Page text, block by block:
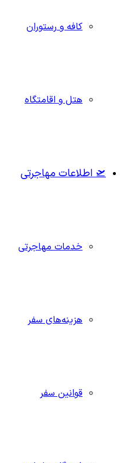
کافه و رستوران
هتل و اقامتگاه
🛫 اطلاعات مهاجرتی
خدمات مهاجرتی
هزینه‌های سفر
قوانین سفر